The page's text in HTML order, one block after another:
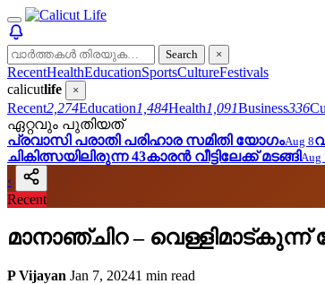
Search ×
RecentHealthEducationSportsCultureFestivals
calicutlife ×
Recent2,274Education1,484Health1,091Business336
ഏറ്റവും പുതിയത്
പ്രവാസി പരാതി പരിഹാര സമിതി യോഗംAug 8
ചികിത്സയിലിരുന്ന 43കാരന്‍ വീട്ടിലേക്ക് മടങ്ങിAug
‹
Recent
മാനാഞ്ചിറ –
P Vijayan Jan 7, 20241 min read